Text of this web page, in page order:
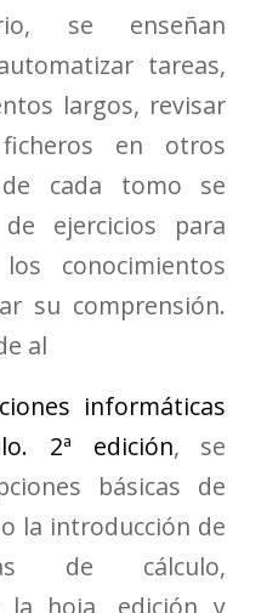
se enseñan
tareas,
largos, revisar
en otros
cada tomo se
ejercicios para
conocimientos
su comprensión.
al
informáticas
2ª edición, se
básicas de
la introducción de
de cálculo,
la hoja, edición y